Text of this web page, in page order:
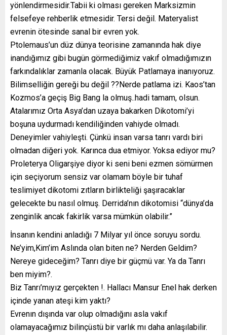
yönlendirmesidir.Tabii ki olması gereken Marksizmin
felsefeye rehberlik etmesidir. Tersi değil. Materyalist
evrenin ötesinde sanal bir evren yok.
Ptolemaus’un düz dünya teorisine zamanında hak diye
inandığımız gibi bugün görmediğimiz vakıf olmadığımızın
farkındalıklar zamanla olacak. Büyük Patlamaya inanıyoruz.
Bilimselliğin gereği bu değil ??Nerde patlama izi. Kaos’tan
Kozmos’a geçiş Big Bang la olmuş..hadi tamam, olsun.
Atalarımız Orta Asya’dan uzaya bakarken Dikotomi’yi
boşuna uydurmadı kendiliğinden vahiyde olmadı.
Deneyimler vahiyleşti. Çünkü insan varsa tanrı vardı biri
olmadan diğeri yok. Karınca dua etmiyor. Yoksa ediyor mu?
Proleterya Oligarşiye diyor ki seni beni ezmen sömürmen
için seçiyorum sensiz var olamam böyle bir tuhaf
teslimiyet dikotomi zıtların birlikteliği şaşıracaklar
gelecekte bu nasıl olmuş. Derrida’nın dikotomisi “dünya’da
zenginlik ancak fakirlik varsa mümkün olabilir.”
İnsanın kendini anladığı 7 Milyar yıl önce soruyu sordu.
Ne’yim,Kim’im Aslında olan biten ne? Nerden Geldim?
Nereye gideceğim? Tanrı diye bir güçmü var. Ya da Tanrı
ben miyim?.
Biz Tanrı’mıyız gerçekten !. Hallacı Mansur Enel hak derken
içinde yanan ateşi kim yaktı?
Evrenın dışında var olup olmadığını asla vakıf
olamayacağımız bilinçüstü bir varlık mı daha anlaşılabilir.